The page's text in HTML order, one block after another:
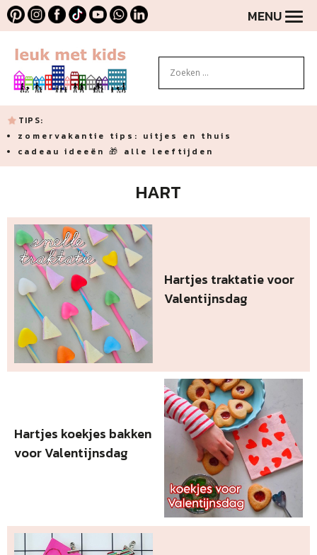
MENU
TIPS:
zomervakantie tips: uitjes en thuis
cadeau ideeën 🎁 alle leeftijden
HART
Hartjes traktatie voor
Valentijnsdag
Hartjes koekjes bakken
voor Valentijnsdag